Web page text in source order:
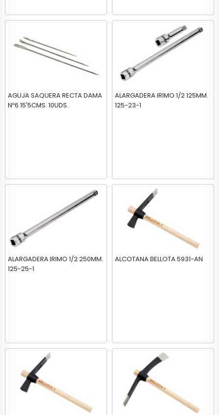
AGUJA SAQUERA RECTA DAMA
Nº6 15'5CMS. 10UDS.
ALARGADERA IRIMO 1/2 125MM.
125-23-1
ALARGADERA IRIMO 1/2 250MM.
125-25-1
ALCOTANA BELLOTA 5931-AN